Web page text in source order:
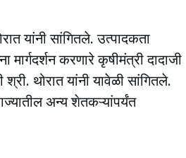
यांनी सांगितले. उत्पादकता
करणारे कृषीमंत्री दादाजी
थोरात यांनी यावेळी सांगितले.
अन्य शेतकऱ्यांपर्यंत